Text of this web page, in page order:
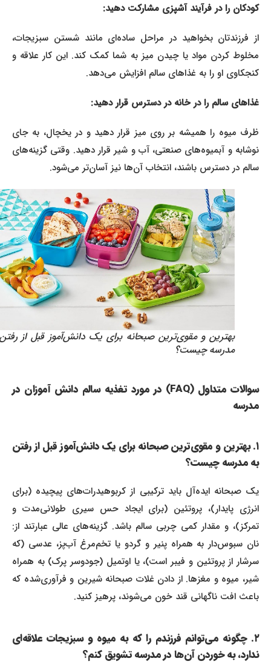
کودکان را در فرآیند آشپزی مشارکت دهید:
از فرزندتان بخواهید در مراحل ساده‌ای مانند شستن سبزیجات،
مخلوط کردن مواد یا چیدن میز به شما کمک کند. این کار علاقه و
کنجکاوی او را به غذاهای سالم افزایش می‌دهد.
غذاهای سالم را در خانه در دسترس قرار دهید:
ظرف میوه را همیشه بر روی میز قرار دهید و در یخچال، به جای
نوشابه و آبمیوه‌های صنعتی، آب و شیر قرار دهید. وقتی گزینه‌های
سالم در دسترس باشند، انتخاب آن‌ها نیز آسان‌تر می‌شود.
بهترین و مقوی‌ترین صبحانه برای یک دانش‌آموز قبل از رفتن به
مدرسه چیست؟
سوالات متداول (FAQ) در مورد تغذیه سالم دانش آموزان در
مدرسه
۱. بهترین و مقوی‌ترین صبحانه برای یک دانش‌آموز قبل از رفتن
به مدرسه چیست؟
یک صبحانه ایده‌آل باید ترکیبی از کربوهیدرات‌های پیچیده (برای
انرژی پایدار)، پروتئین (برای ایجاد حس سیری طولانی‌مدت و
تمرکز)، و مقدار کمی چربی سالم باشد. گزینه‌های عالی عبارتند از:
نان سبوس‌دار به همراه پنیر و گردو یا تخم‌مرغ آب‌پز، عدسی (که
سرشار از پروتئین و فیبر است)، یا اوتمیل (جودوسر پرک) به همراه
شیر، میوه و مغزها. از دادن غلات صبحانه شیرین و فرآوری‌شده که
باعث افت ناگهانی قند خون می‌شوند، پرهیز کنید.
۲. چگونه می‌توانم فرزندم را که به میوه و سبزیجات علاقه‌ای
ندارد، به خوردن آن‌ها در مدرسه تشویق کنم؟